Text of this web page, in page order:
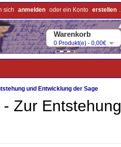
sich anmelden oder ein Konto erstellen .
Warenkorb
0 Produkt(e) - 0,00€
und Entwicklung der Sage
Zur Entstehung